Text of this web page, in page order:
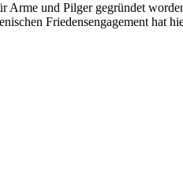
Arme und Pilger gegründet
Friedensengagement hat